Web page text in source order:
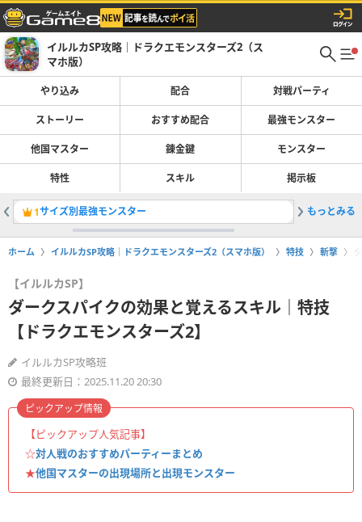
イルルカSP攻略｜ドラクエモンスターズ2（ス
マホ版）
やり込み 配合 対戦パーティ
ストーリー おすすめ配合 最強モンスター
他国マスター 錬金鍵 モンスター
特性 スキル 掲示板
1サイズ別最強モンスター 2ストー
もっとみる
ホーム イルルカSP攻略｜ドラクエモンスターズ2（スマホ版） 特技 斬撃
【イルルカSP】
ダークスパイクの効果と覚えるスキル｜特技
【ドラクエモンスターズ2】
イルルカSP攻略班
最終更新日：2025.11.20 20:30
【ピックアップ人気記事】
☆対人戦のおすすめパーティーまとめ
★他国マスターの出現場所と出現モンスター
ピックアップ情報